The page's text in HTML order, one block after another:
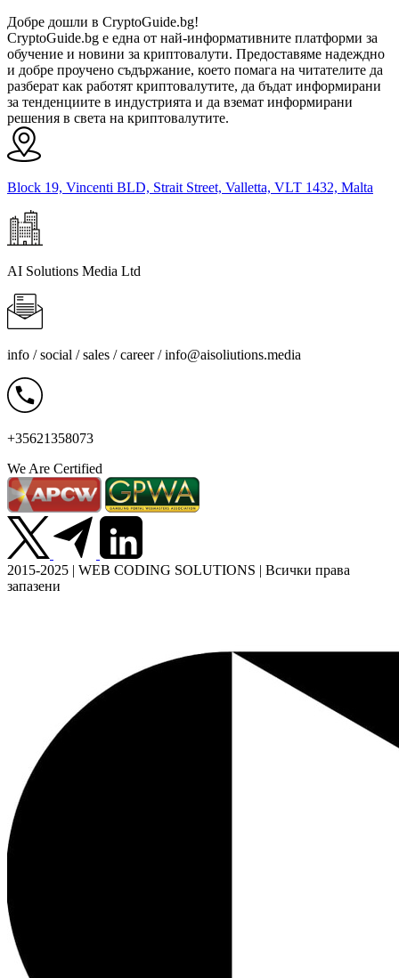
Добре дошли в CryptoGuide.bg!
CryptoGuide.bg е една от най-информативните платформи за
обучение и новини за криптовалути. Предоставяме надеждно
и добре проучено съдържание, което помага на читателите да
разберат как работят криптовалутите, да бъдат информирани
за тенденциите в индустрията и да вземат информирани
решения в света на криптовалутите.
Block 19, Vincenti BLD, Strait Street, Valletta, VLT 1432, Malta
AI Solutions Media Ltd
info / social / sales / career /info@aisoliutions.media
+35621358073
We Are Certified
2015-2025 | WEB CODING SOLUTIONS | Всички права
запазени